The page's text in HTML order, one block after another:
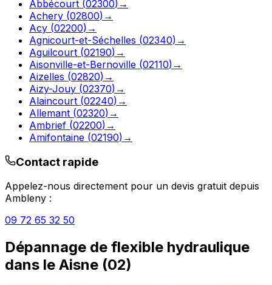
Abbécourt (02300) →
Achery (02800) →
Acy (02200) →
Agnicourt-et-Séchelles (02340) →
Aguilcourt (02190) →
Aisonville-et-Bernoville (02110) →
Aizelles (02820) →
Aizy-Jouy (02370) →
Alaincourt (02240) →
Allemant (02320) →
Ambrief (02200) →
Amifontaine (02190) →
Contact rapide
Appelez-nous directement pour un devis gratuit depuis
Ambleny :
09 72 65 32 50
Dépannage de flexible hydraulique
dans le Aisne (02)